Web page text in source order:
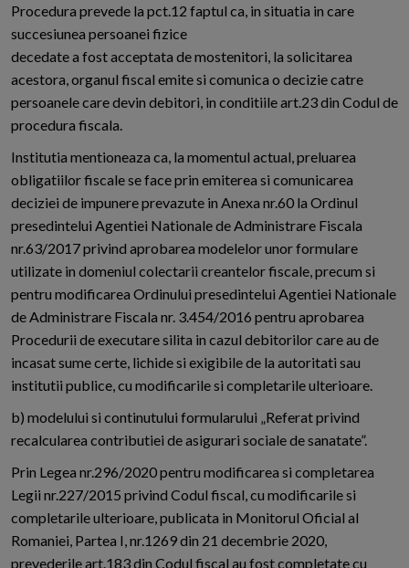
Procedura prevede la pct.12 faptul ca, in situatia in care
succesiunea persoanei fizice
decedate a fost acceptata de mostenitori, la solicitarea
acestora, organul fiscal emite si comunica o decizie catre
persoanele care devin debitori, in conditiile art.23 din Codul de
procedura fiscala.
Institutia mentioneaza ca, la momentul actual, preluarea
obligatiilor fiscale se face prin emiterea si comunicarea
deciziei de impunere prevazute in Anexa nr.60 la Ordinul
presedintelui Agentiei Nationale de Administrare Fiscala
nr.63/2017 privind aprobarea modelelor unor formulare
utilizate in domeniul colectarii creantelor fiscale, precum si
pentru modificarea Ordinului presedintelui Agentiei Nationale
de Administrare Fiscala nr. 3.454/2016 pentru aprobarea
Procedurii de executare silita in cazul debitorilor care au de
incasat sume certe, lichide si exigibile de la autoritati sau
institutii publice, cu modificarile si completarile ulterioare.
b) modelului si continutului formularului „Referat privind
recalcularea contributiei de asigurari sociale de sanatate”.
Prin Legea nr.296/2020 pentru modificarea si completarea
Legii nr.227/2015 privind Codul fiscal, cu modificarile si
completarile ulterioare, publicata in Monitorul Oficial al
Romaniei, Partea I, nr.1269 din 21 decembrie 2020,
prevederile art.183 din Codul fiscal au fost completate cu